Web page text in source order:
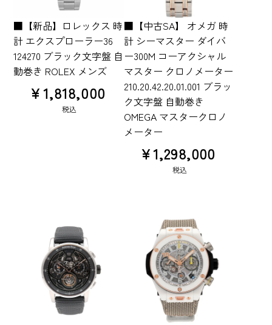
■【新品】ロレックス 時
計 エクスプローラー36
124270 ブラック文字盤 自
動巻き ROLEX メンズ
¥1,818,000
税込
■【中古SA】 オメガ 時
計 シーマスター ダイバ
ー300M コーアクシャル
マスター クロノメーター
210.20.42.20.01.001 ブラッ
ク文字盤 自動巻き
OMEGA マスタークロノ
メーター
¥1,298,000
税込